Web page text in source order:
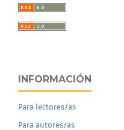
INFORMACIÓN
Para lectores/as
Para autores/as